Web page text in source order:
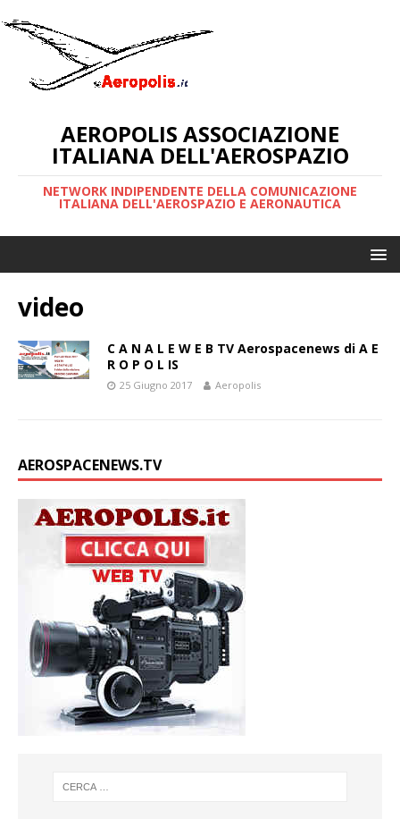
AEROPOLIS ASSOCIAZIONE
ITALIANA DELL'AEROSPAZIO
NETWORK INDIPENDENTE DELLA COMUNICAZIONE
ITALIANA DELL'AEROSPAZIO E AERONAUTICA
video
C A N A L E W E B TV Aerospacenews di A E
R O P O L IS
25 Giugno 2017 Aeropolis
AEROSPACENEWS.TV